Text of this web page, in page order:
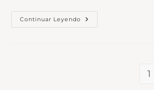
Continuar Leyendo
1